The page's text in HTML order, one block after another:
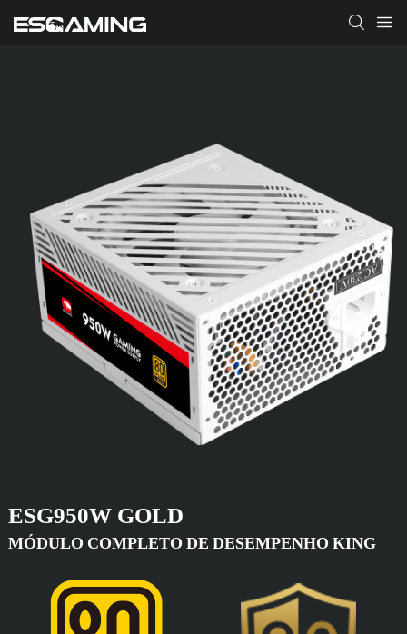
ESG950W GOLD
MÓDULO COMPLETO DE DESEMPENHO KING